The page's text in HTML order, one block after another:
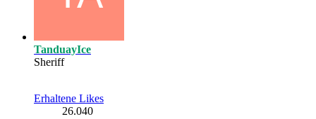
TanduayIce
Sheriff
Erhaltene Likes
26.040